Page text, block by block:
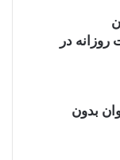
در
بدون